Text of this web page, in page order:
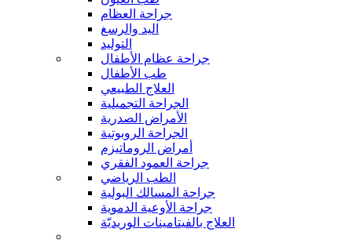
جراحة العظام
اليد والرسغ
التوليد
جراحة عظام الأطفال
طب الأطفال
العلاج الطبيعي
الجراحة التجميلية
الأمراض الصدرية
الجراحة الروبوتية
أمراض الروماتيزم
جراحة العمود الفقري
الطب الرياضي
جراحة المسالك البولية
جراحة الأوعية الدموية
العلاج بالفيتامينات الوريديّة